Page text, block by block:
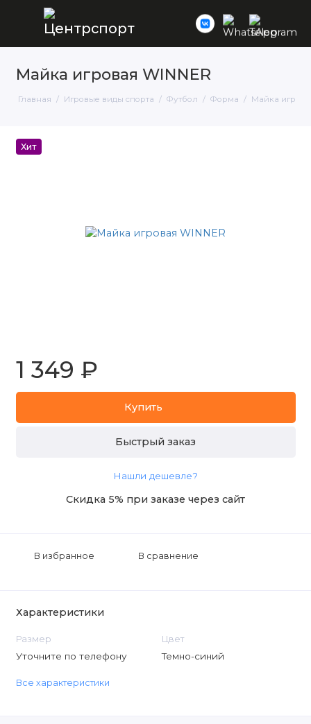
Майка игровая WINNER
Главная Игровые виды спорта Футбол Форма Майка
Хит
1 349 ₽
Купить
Быстрый заказ
Нашли дешевле?
Скидка 5% при заказе через сайт
В избранное В сравнение
Характеристики
Размер
Уточните по телефону
Цвет
Темно-синий
Все характеристики